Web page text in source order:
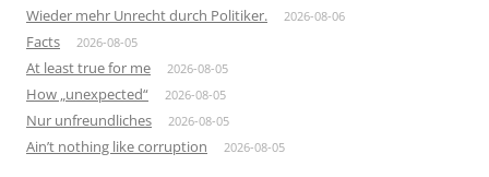
Wieder mehr Unrecht durch Politiker. 2026-08-06
Facts 2026-08-05
At least true for me 2026-08-05
How „unexpected“ 2026-08-05
Nur unfreundliches 2026-08-05
Ain’t nothing like corruption 2026-08-05